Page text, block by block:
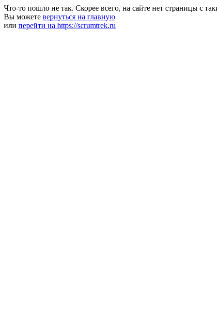
Что-то пошло не так. Скорее всего, на сайте нет страницы с
Вы можете вернуться на главную
или перейти на https://scrumtrek.ru